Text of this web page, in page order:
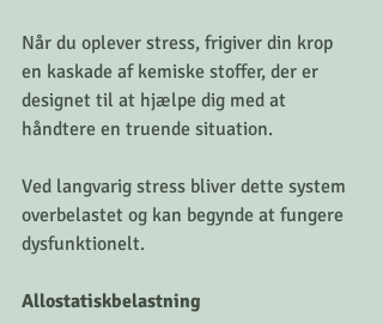
Når du oplever stress, frigiver din krop
en kaskade af kemiske stoffer, der er
designet til at hjælpe dig med at
håndtere en truende situation.
Ved langvarig stress bliver dette system
overbelastet og kan begynde at fungere
dysfunktionelt.
Allostatiskbelastning